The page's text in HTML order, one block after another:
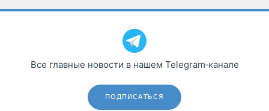
Все главные новости в нашем Telegram‑канале
ПОДПИСАТЬСЯ